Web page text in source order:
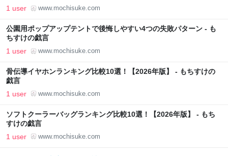
1 user www.mochisuke.com
公園用ポップアップテントで後悔しやすい4つの失敗パターン - も
ちすけの戯言
1 user www.mochisuke.com
骨伝導イヤホンランキング比較10選！【2026年版】 - もちすけの
戯言
1 user www.mochisuke.com
ソフトクーラーバッグランキング比較10選！【2026年版】 - もち
すけの戯言
1 user www.mochisuke.com